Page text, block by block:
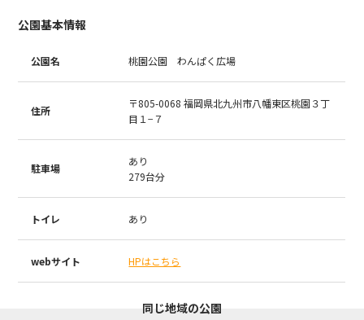
公園基本情報
公園名 桃園公園 わんぱく広場
住所
〒805-0068 福岡県北九州市八幡東区桃園３丁
目１−７
駐車場
あり
279台分
トイレ あり
webサイト HPはこちら
同じ地域の公園